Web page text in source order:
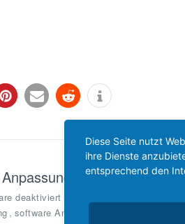
Mehrwertsteuer
deaktiviert
ü
, software Anpassung
Diese Seite nutzt
ihre Dienste
entsprechend den